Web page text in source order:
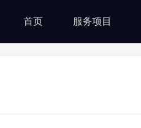
首页 服务项目